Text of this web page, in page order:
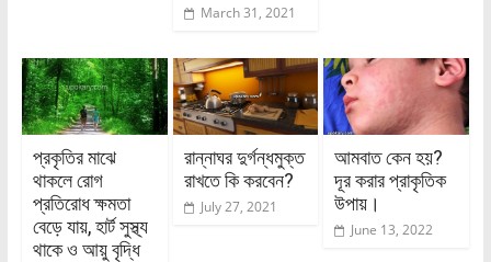
March 31, 2021
প্রকৃতির মাঝে
থাকলে রোগ
প্রতিরোধ ক্ষমতা
বেড়ে যায়, হার্ট সুস্থ্য
থাকে ও আয়ু বৃদ্ধি
রান্নাঘর দুর্গন্ধমুক্ত
রাখতে কি করবেন?
July 27, 2021
আমবাত কেন হয়?
দূর করার প্রাকৃতিক
উপায়।
June 13, 2022